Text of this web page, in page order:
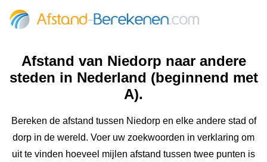
Afstand van Niedorp naar andere
steden in Nederland (beginnend met
A).
Bereken de afstand tussen Niedorp en elke andere stad of
dorp in de wereld. Voer uw zoekwoorden in verklaring om
uit te vinden hoeveel mijlen afstand tussen twee punten is